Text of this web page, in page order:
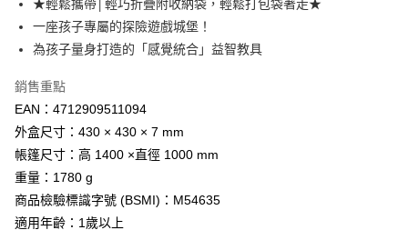
相關說明
【關於「AFTEE先享後付」】
AFTEE先享後付是「在收到商品之後才付款」的支付方式。 讓您購物簡單
１．簡單：不需註冊會員、不需綁卡、不需儲值。
２．便利：只要手機號碼，簡訊認證，即可結帳。
３．安心：先確認商品／服務後，再付款。
１．於結帳方式選擇「AFTEE先享後付」後，將跳轉至「AFTEE先享後付」
結帳頁面，進行簡訊認證並確認金額後，即可完成結帳。
２．訂單成立數日內，您將收到繳費通知簡訊。
３．收到繳費通知簡訊後14天內，點擊此簡訊中的連結，可透過四大超商／
ATM／網路銀行／等多元方式進行付款，方視為交易完成。
運送方式
付款後全家取貨
每筆NT$80，滿NT$799(含以上)免運費
付款後7-11取貨
宅配
每筆NT$100，滿NT$999(含以上)免運費
★輕鬆攜帶│輕巧折疊附收納袋，輕鬆打包袋著走★
一座孩子專屬的探險遊戲城堡！
為孩子量身打造的「感覺統合」益智教具
銷售重點
EAN：4712909511094
外盒尺寸：430 × 430 × 7 mm
帳篷尺寸：高 1400 ×直徑 1000 mm
重量：1780 g
商品檢驗標識字號 (BSMI)：M54635
適用年齡：1歲以上